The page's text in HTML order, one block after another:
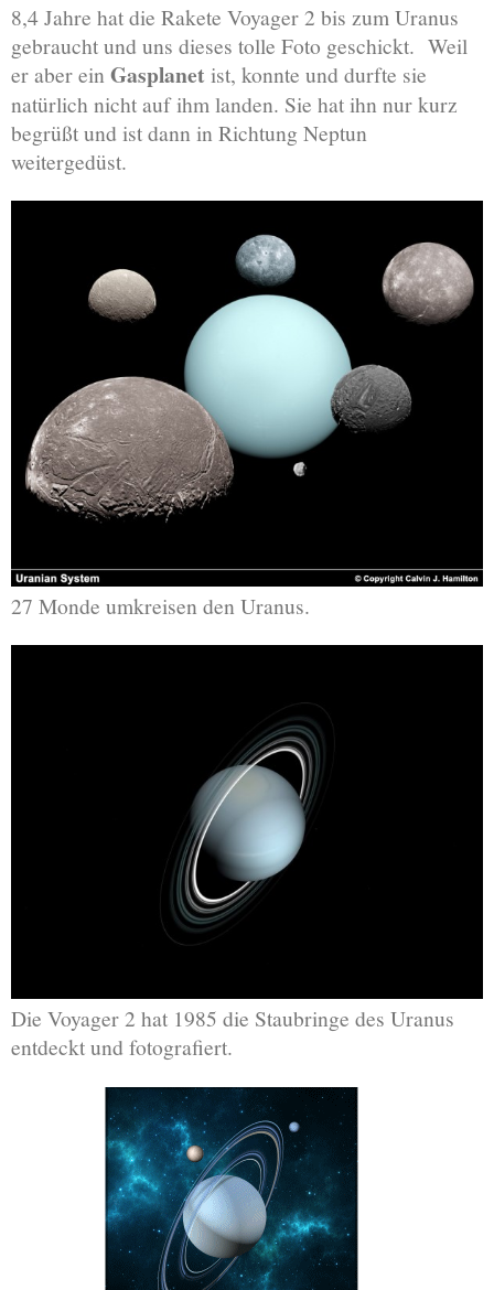
8,4 Jahre hat die Rakete Voyager 2 bis zum Uranus
gebraucht und uns dieses tolle Foto geschickt. Weil
er aber ein Gasplanet ist, konnte und durfte sie
natürlich nicht auf ihm landen. Sie hat ihn nur kurz
begrüßt und ist dann in Richtung Neptun
weitergedüst.
27 Monde umkreisen den Uranus.
Die Voyager 2 hat 1985 die Staubringe des Uranus
entdeckt und fotografiert.